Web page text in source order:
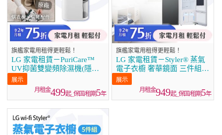
旗艦家電用租得更輕鬆！
LG 家電租賃－PuriCare™
UV抑菌雙變頻除濕機(隱藏
把手款) 18公升／22公升
499起_保固/租期5年
旗艦家電用租得更輕鬆！
LG 家電租賃－Styler® 蒸氣
電子衣櫥 奢華鏡面 三件組
（E523MR）
949起_保固/租期5年